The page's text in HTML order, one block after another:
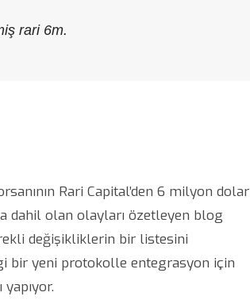
rari 6m.
Rari Capital’den 6 milyon dolar
dahil olan olayları özetleyen blog
değişikliklerin bir listesini
bir yeni protokolle entegrasyon için